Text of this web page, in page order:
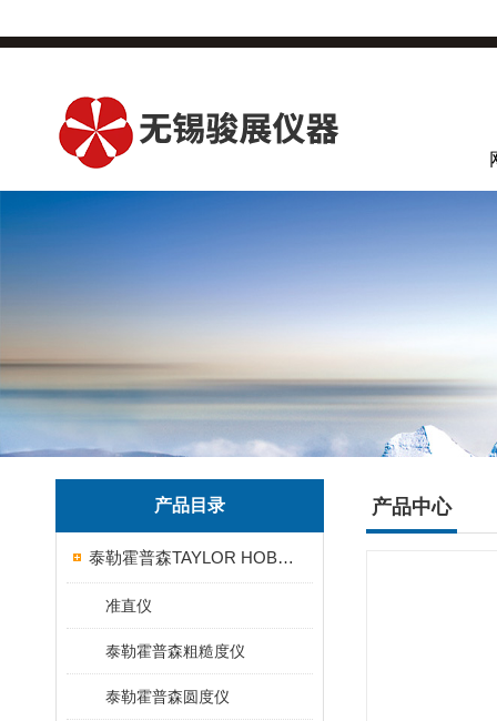
产品目录
泰勒霍普森TAYLOR HOBSON粗糙度仪
准直仪
泰勒霍普森粗糙度仪
泰勒霍普森圆度仪
产品中心